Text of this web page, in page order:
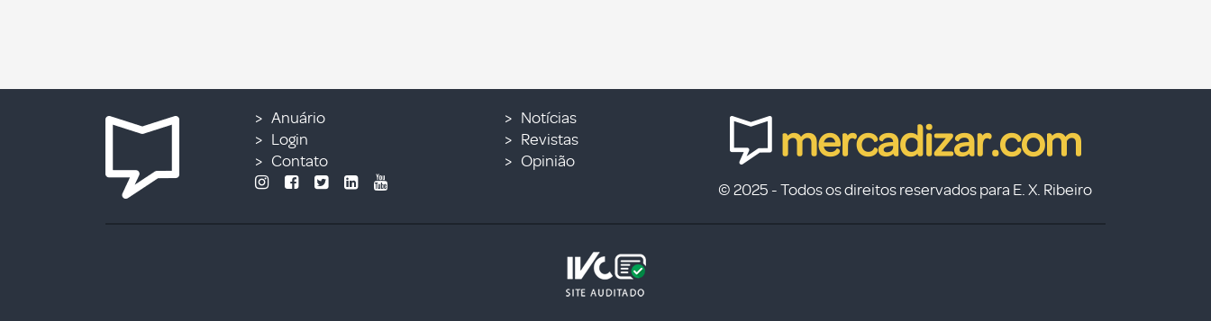
Anuário
Login
Contato
Notícias
Revistas
Opinião
© 2025 - Todos os direitos reservados para E. X. Ribeiro